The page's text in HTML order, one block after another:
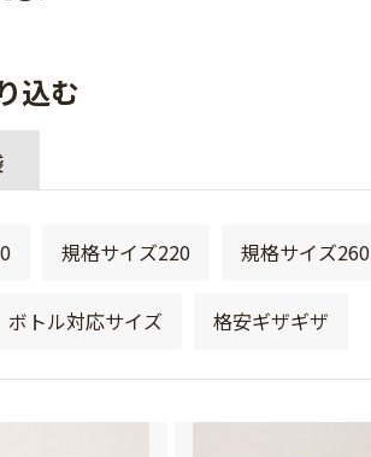
込む
規格サイズ220 規格サイズ260
ボトル対応サイズ 格安ギザギザ